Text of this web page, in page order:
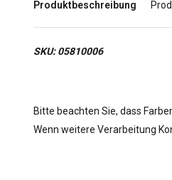
Produktbeschreibung
SKU: 05810006
Bitte beachten Sie, dass
Wenn weitere Verarbeitung